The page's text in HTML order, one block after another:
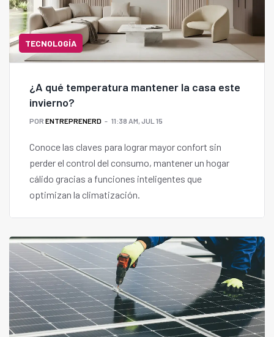
TECNOLOGÍA
¿A qué temperatura mantener la casa este
invierno?
POR ENTREPRENERD 11:38 AM, JUL 15
Conoce las claves para lograr mayor confort sin
perder el control del consumo, mantener un hogar
cálido gracias a funciones inteligentes que
optimizan la climatización.